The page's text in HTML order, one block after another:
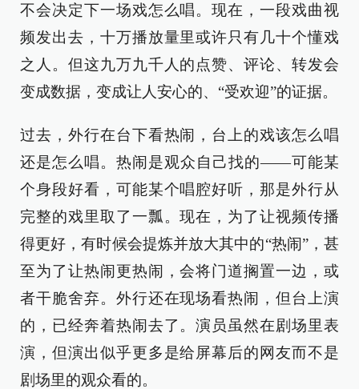
不会决定下一场戏怎么唱。现在，一段戏曲视
频发出去，十万播放量里或许只有几十个懂戏
之人。但这九万九千人的点赞、评论、转发会
变成数据，变成让人安心的、“受欢迎”的证据。
过去，外行在台下看热闹，台上的戏该怎么唱
还是怎么唱。热闹是观众自己找的——可能某
个身段好看，可能某个唱腔好听，那是外行从
完整的戏里取了一瓢。现在，为了让视频传播
得更好，有时候会提炼并放大其中的“热闹”，甚
至为了让热闹更热闹，会将门道搁置一边，或
者干脆舍弃。外行还在现场看热闹，但台上演
的，已经奔着热闹去了。演员虽然在剧场里表
演，但演出似乎更多是给屏幕后的网友而不是
剧场里的观众看的。